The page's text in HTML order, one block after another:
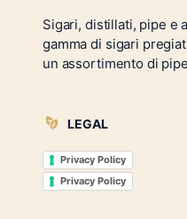
Sigari, distillati, pipe e
gamma di sigari
un assortimento di
LEGAL
Privacy Policy
Privacy Policy